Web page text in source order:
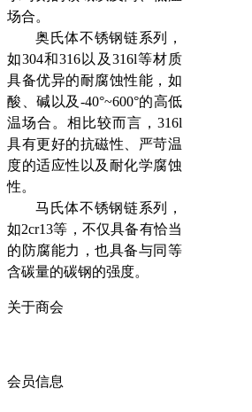
场合。
奥氏体不锈钢链系列，
如304和316以及316l等材质
具备优异的耐腐蚀性能，如
酸、碱以及-40°~600°的高低
温场合。相比较而言，316l
具有更好的抗磁性、严苛温
度的适应性以及耐化学腐蚀
性。
马氏体不锈钢链系列，
如2cr13等，不仅具备有恰当
的防腐能力，也具备与同等
含碳量的碳钢的强度。
关于商会
会员信息